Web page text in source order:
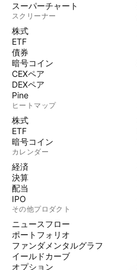
スーパーチャート
スクリーナー
株式
ETF
債券
暗号コイン
CEXペア
DEXペア
Pine
ヒートマップ
株式
ETF
暗号コイン
カレンダー
経済
決算
配当
IPO
その他プロダクト
ニュースフロー
ポートフォリオ
ファンダメンタルグラフ
イールドカーブ
オプション